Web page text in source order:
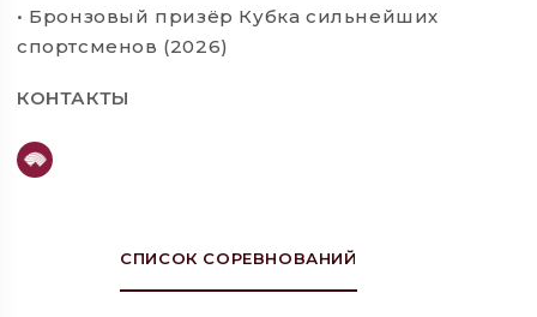
• Бронзовый призёр Кубка сильнейших
спортсменов (2026)
КОНТАКТЫ
СПИСОК СОРЕВНОВАНИЙ